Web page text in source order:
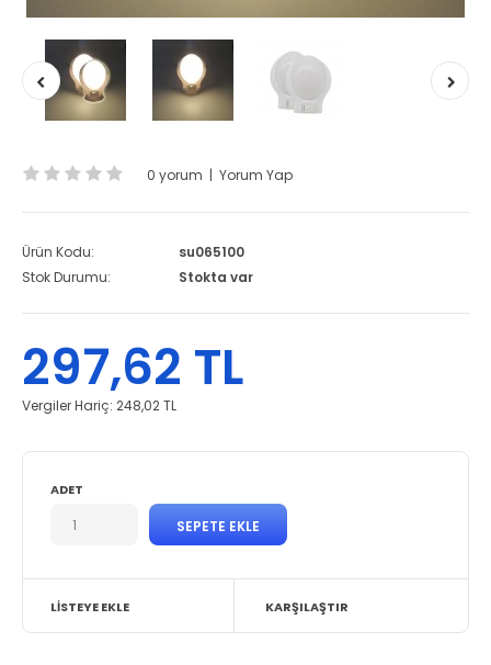
0 yorum | Yorum Yap
Ürün Kodu:
su065100
Stok Durumu:
Stokta var
297,62 TL
Vergiler Hariç: 248,02 TL
ADET
LISTEYE EKLE KARŞILAŞTIR